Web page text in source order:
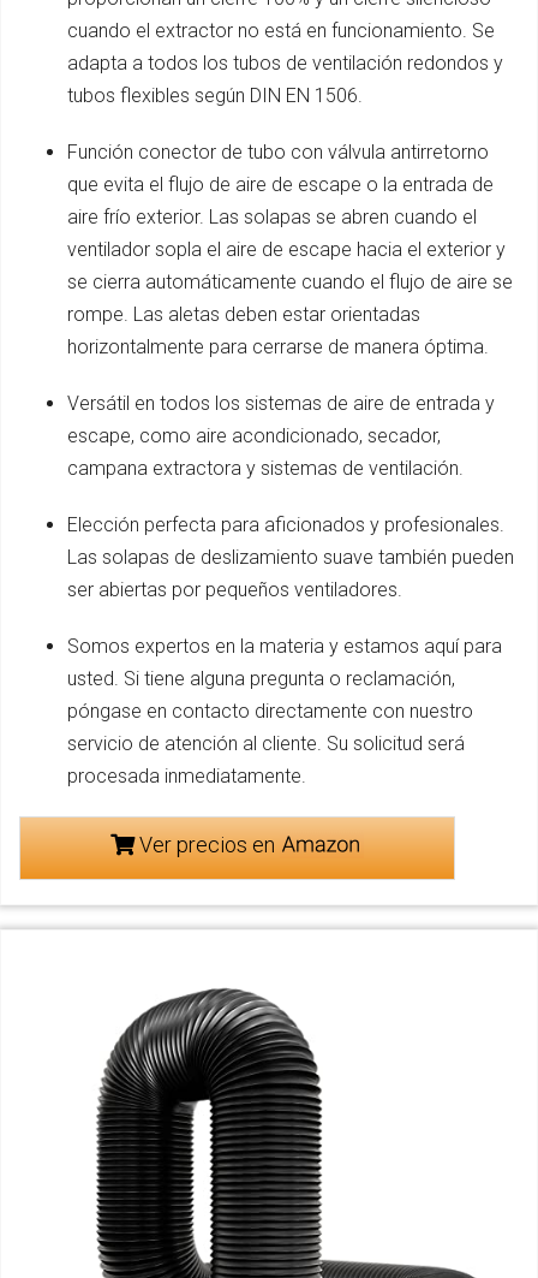
cuando el extractor no está en funcionamiento. Se
adapta a todos los tubos de ventilación redondos y
tubos flexibles según DIN EN 1506.
Función conector de tubo con válvula antirretorno
que evita el flujo de aire de escape o la entrada de
aire frío exterior. Las solapas se abren cuando el
ventilador sopla el aire de escape hacia el exterior y
se cierra automáticamente cuando el flujo de aire se
rompe. Las aletas deben estar orientadas
horizontalmente para cerrarse de manera óptima.
Versátil en todos los sistemas de aire de entrada y
escape, como aire acondicionado, secador,
campana extractora y sistemas de ventilación.
Elección perfecta para aficionados y profesionales.
Las solapas de deslizamiento suave también pueden
ser abiertas por pequeños ventiladores.
Somos expertos en la materia y estamos aquí para
usted. Si tiene alguna pregunta o reclamación,
póngase en contacto directamente con nuestro
servicio de atención al cliente. Su solicitud será
procesada inmediatamente.
Ver precios en